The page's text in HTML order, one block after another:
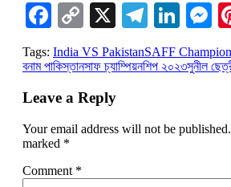
Facebook
Copy
Link
X
Tags: India VS PakistanSAFF
বনাম পাকিস্তানসাফ চ্যাম্পিয়নশিপ ২০২৩সুনীল
Leave a Reply
Your email address will not be published.
marked *
Comment *